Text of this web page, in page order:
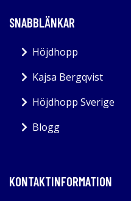
SNABBLÄNKAR
Höjdhopp
Kajsa Bergqvist
Höjdhopp Sverige
Blogg
KONTAKTINFORMATION